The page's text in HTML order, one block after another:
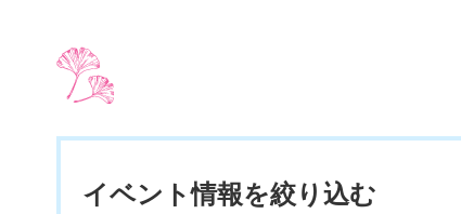
イベント情報を絞り込む